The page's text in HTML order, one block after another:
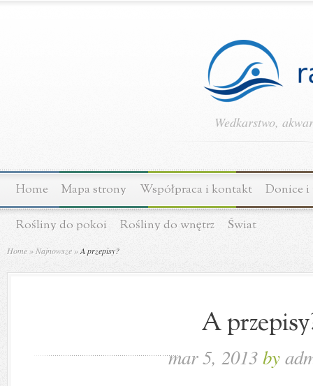
Wedkarstwo,
Home Mapa strony Współpraca i kontakt Donice i
Rośliny do pokoi Rośliny do wnętrz Świat
Home » Najnowsze »A przepisy?
A
mar 5, 2013by